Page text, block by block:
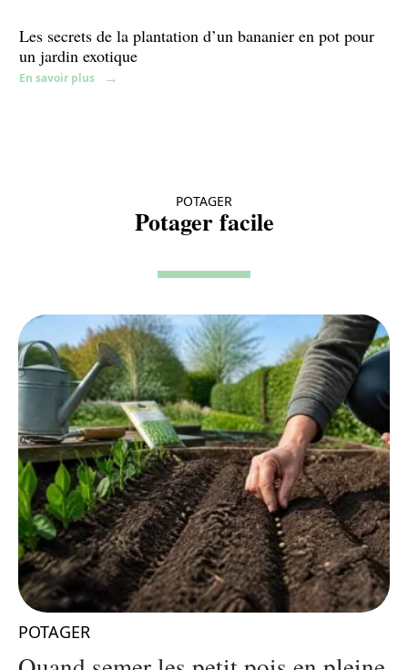
Les secrets de la plantation d’un bananier en pot pour
un jardin exotique
En savoir plus
POTAGER
Potager facile
POTAGER